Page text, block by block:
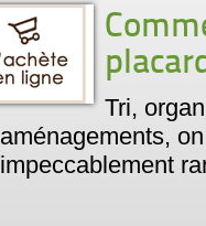
Tri,
aménagements,
impeccablement